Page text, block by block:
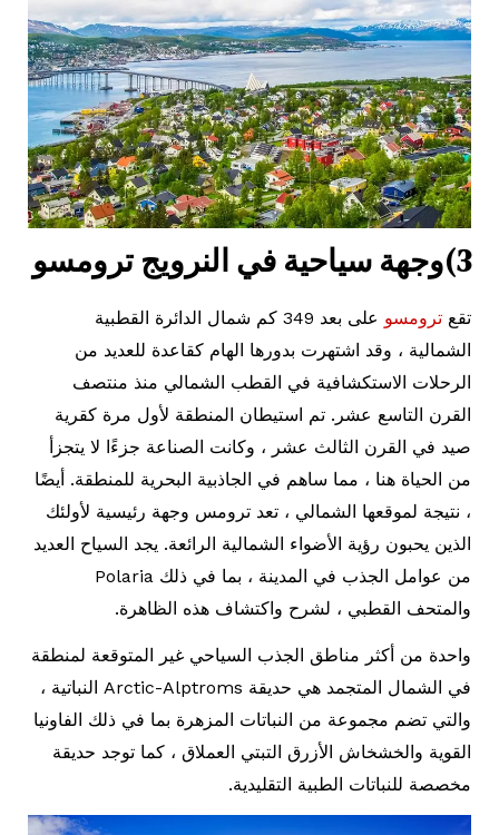
3)وجهة سياحية في النرويج ترومسو
تقع ترومسو
على بعد 349 كم شمال الدائرة القطبية
الشمالية ، وقد اشتهرت بدورها الهام كقاعدة للعديد من
الرحلات الاستكشافية في القطب الشمالي منذ منتصف
القرن التاسع عشر. تم استيطان المنطقة لأول مرة كقرية
صيد في القرن الثالث عشر ، وكانت الصناعة جزءًا لا يتجزأ
من الحياة هنا ، مما ساهم في الجاذبية البحرية للمنطقة. أيضًا
، نتيجة لموقعها الشمالي ، تعد ترومس وجهة رئيسية لأولئك
الذين يحبون رؤية الأضواء الشمالية الرائعة. يجد السياح العديد
من عوامل الجذب في المدينة ، بما في ذلك Polaria
والمتحف القطبي ، لشرح واكتشاف هذه الظاهرة.
واحدة من أكثر مناطق الجذب السياحي غير المتوقعة لمنطقة
في الشمال المتجمد هي حديقة Arctic-Alptroms النباتية ،
والتي تضم مجموعة من النباتات المزهرة بما في ذلك الفاونيا
القوية والخشخاش الأزرق التبتي العملاق ، كما توجد حديقة
مخصصة للنباتات الطبية التقليدية.